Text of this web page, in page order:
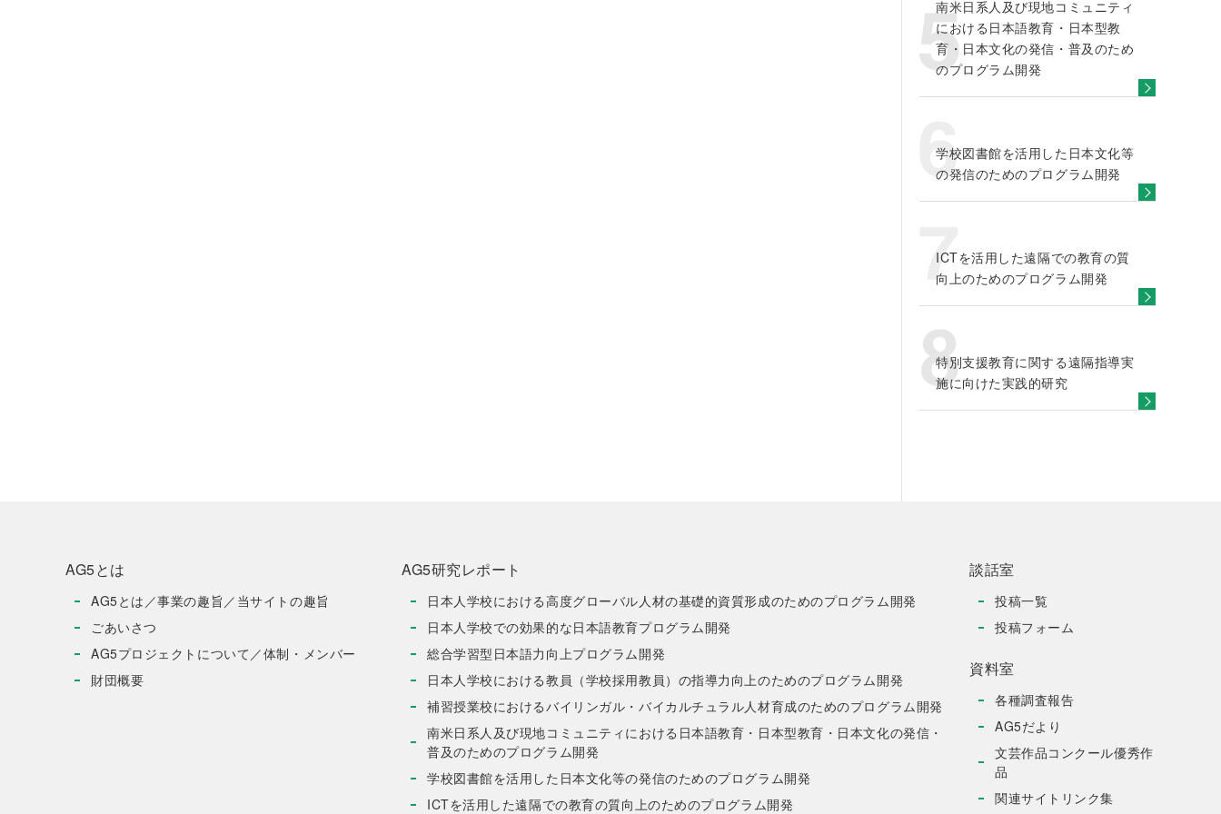
南米日系人及び現地コミュニティ
における日本語教育・日本型教
育・日本文化の発信・普及のため
のプログラム開発
学校図書館を活用した日本文化等
の発信のためのプログラム開発
ICTを活用した遠隔での教育の質
向上のためのプログラム開発
特別支援教育に関する遠隔指導実
施に向けた実践的研究
AG5とは
AG5とは／事業の趣旨／当サイトの趣旨
ごあいさつ
AG5プロジェクトについて／体制・メンバー
財団概要
AG5研究レポート
日本人学校における高度グローバル人材の基礎的資質形成のためのプログラム開発
日本人学校での効果的な日本語教育プログラム開発
総合学習型日本語力向上プログラム開発
日本人学校における教員（学校採用教員）の指導力向上のためのプログラム開発
補習授業校におけるバイリンガル・バイカルチュラル人材育成のためのプログラム開発
南米日系人及び現地コミュニティにおける日本語教育・日本型教育・日本文化の発信・
普及のためのプログラム開発
学校図書館を活用した日本文化等の発信のためのプログラム開発
ICTを活用した遠隔での教育の質向上のためのプログラム開発
談話室
投稿一覧
投稿フォーム
資料室
各種調査報告
AG5だより
文芸作品コンクール優秀作
品
関連サイトリンク集